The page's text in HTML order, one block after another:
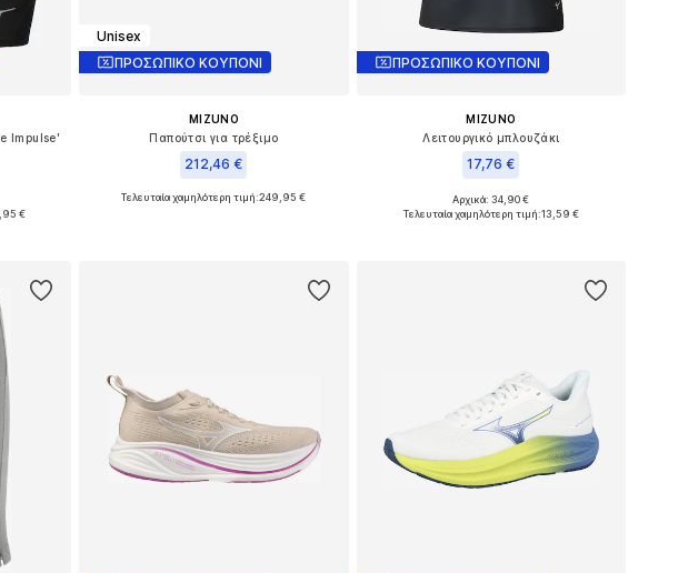
Impulse'
€
Unisex
ΠΡΟΣΩΠΙΚΟ ΚΟΥΠΟΝΙ
MIZUNO
Παπούτσι για τρέξιμο
212,46 €
Διαθέσιμα μεγέθη: 38, 38,5, 39
Τελευταία χαμηλότερη τιμή:249,95 €
ΠΡΟΣΩΠΙΚΟ ΚΟΥΠΟΝΙ
MIZUNO
Λειτουργικό μπλουζάκι
17,76 €
Διαθέσιμα μεγέθη: XS, M
Αρχικά: 34,90 €
Τελευταία χαμηλότερη τιμή:13,59 €